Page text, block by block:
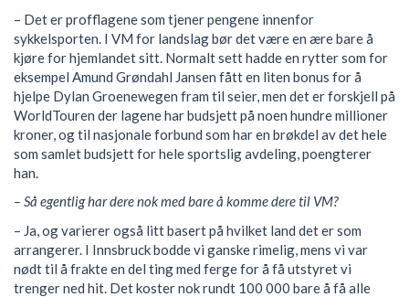
– Det er profflagene som tjener pengene innenfor
sykkelsporten. I VM for landslag bør det være en ære bare å
kjøre for hjemlandet sitt. Normalt sett hadde en rytter som for
eksempel Amund Grøndahl Jansen fått en liten bonus for å
hjelpe Dylan Groenewegen fram til seier, men det er forskjell på
WorldTouren der lagene har budsjett på noen hundre millioner
kroner, og til nasjonale forbund som har en brøkdel av det hele
som samlet budsjett for hele sportslig avdeling, poengterer
han.
– Så egentlig har dere nok med bare å komme dere til VM?
– Ja, og varierer også litt basert på hvilket land det er som
arrangerer. I Innsbruck bodde vi ganske rimelig, mens vi var
nødt til å frakte en del ting med ferge for å få utstyret vi
trenger ned hit. Det koster nok rundt 100 000 bare å få alle